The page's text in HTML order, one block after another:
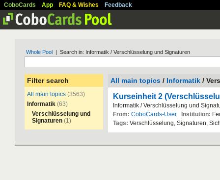
CoboCards App FAQ & Wishes Feedback
Whole Pool | Search in: Informatik / Verschlüsselung und Signaturen
Filter search
All main topics (3563)
Informatik (63)
Verschlüsselung und
Signaturen (1)
All main topics / Informatik /
Kurseinheit 2
Informatik /Verschl üsselung und
From: CoboCards-User Institution:
Tags: Verschl üsselung, Signaturen,